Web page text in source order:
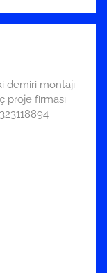
demiri montajı
proje firması